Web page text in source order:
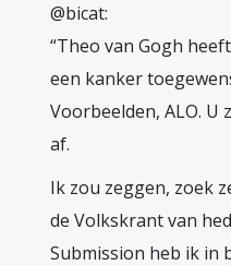
@bicat:
“Theo van Gogh
een kanker
Voorbeelden, ALO. U
af.
Ik zou zeggen, zoek
de Volkskrant van
Submission heb ik in